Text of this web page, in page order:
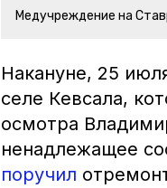
Медучреждение на
Накануне, 25
селе Кевсала,
осмотра
ненадлежащее
поручил